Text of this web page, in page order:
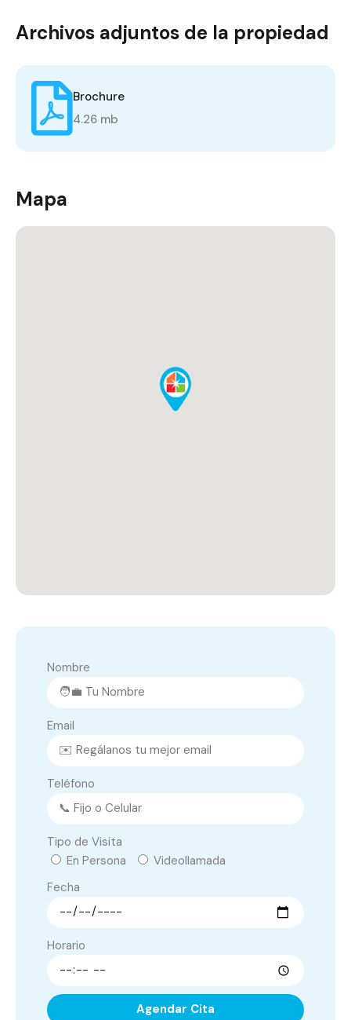
Archivos adjuntos de la propiedad
Brochure
4.26 mb
Mapa
Nombre
Email
Teléfono
Tipo de Visita
En Persona
Videollamada
Fecha
Horario
Agendar Cita